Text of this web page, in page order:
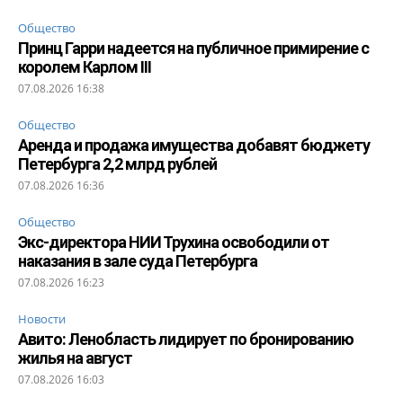
Общество
Принц Гарри надеется на публичное примирение с
королем Карлом III
07.08.2026 16:38
Общество
Аренда и продажа имущества добавят бюджету
Петербурга 2,2 млрд рублей
07.08.2026 16:36
Общество
Экс-директора НИИ Трухина освободили от
наказания в зале суда Петербурга
07.08.2026 16:23
Новости
Авито: Ленобласть лидирует по бронированию
жилья на август
07.08.2026 16:03